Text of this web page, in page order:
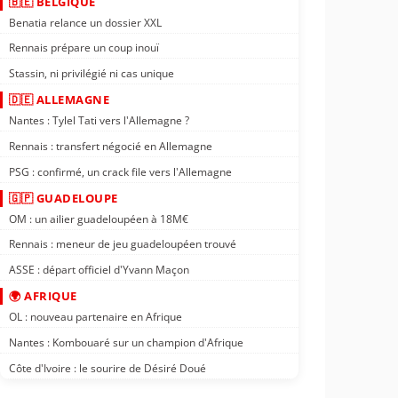
Benatia relance un dossier XXL
Rennais prépare un coup inouï
Stassin, ni privilégié ni cas unique
🇩🇪 ALLEMAGNE
Nantes : Tylel Tati vers l'Allemagne ?
Rennais : transfert négocié en Allemagne
PSG : confirmé, un crack file vers l'Allemagne
🇬🇵 GUADELOUPE
OM : un ailier guadeloupéen à 18M€
Rennais : meneur de jeu guadeloupéen trouvé
ASSE : départ officiel d'Yvann Maçon
🌍 AFRIQUE
OL : nouveau partenaire en Afrique
Nantes : Kombouaré sur un champion d'Afrique
Côte d'Ivoire : le sourire de Désiré Doué